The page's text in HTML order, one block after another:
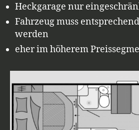
Heckgarage nur
Fahrzeug muss
werden
eher im höherem